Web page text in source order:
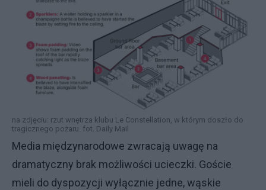
na zdjęciu: rzut wnętrza klubu Le Constellation, w którym doszło do
tragicznego pożaru. fot. Daily Mail
Media międzynarodowe zwracają uwagę na
dramatyczny brak możliwości ucieczki. Goście
mieli do dyspozycji wyłącznie jedne, wąskie